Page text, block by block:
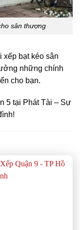
sân thượng
xếp bạt kéo sân
những chính
cho bạn.
5 tại Phát Tài – Sự